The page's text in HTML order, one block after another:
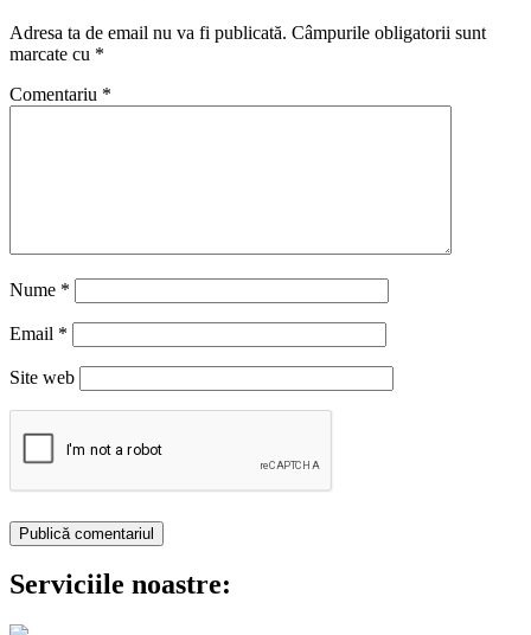
Adresa ta de email nu va fi publicată. Câmpurile obligatorii sunt
marcate cu *
Comentariu *
Nume *
Email *
Site web
Serviciile noastre: